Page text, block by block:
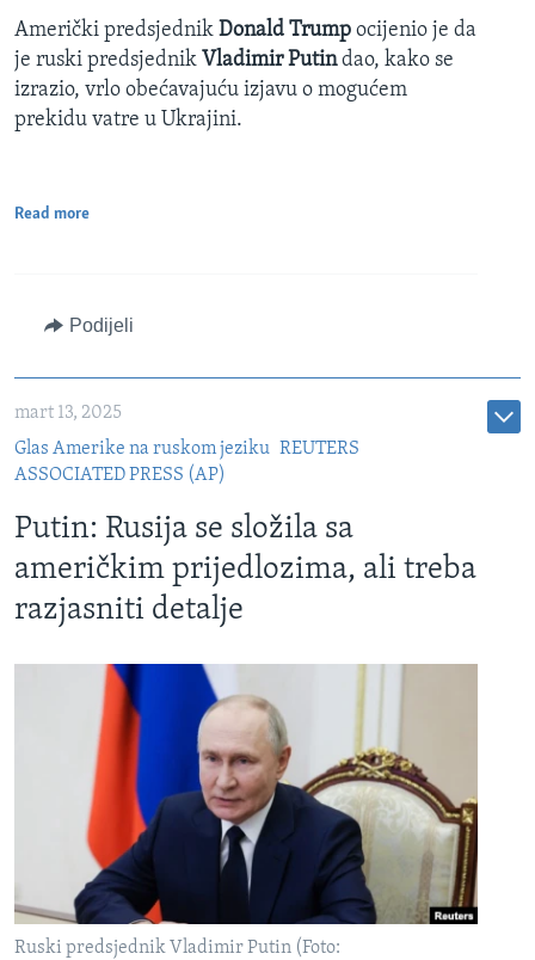
Američki predsjednik Donald Trump ocijenio je da
je ruski predsjednik Vladimir Putindao, kako se
izrazio, vrlo obećavajuću izjavu o mogućem
prekidu vatre u Ukrajini.
Read more
Podijeli
mart 13, 2025
Glas Amerike na ruskom jeziku REUTERS
ASSOCIATED PRESS (AP)
Putin: Rusija se složila sa
američkim prijedlozima, ali treba
razjasniti detalje
Ruski predsjednik Vladimir Putin (Foto: